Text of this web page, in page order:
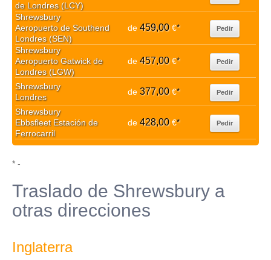
de Londres (LCY)
Shrewsbury
Aeropuerto de Southend
Londres (SEN)
de 459,00€* Pedir
Shrewsbury
Aeropuerto Gatwick de
Londres (LGW)
de 457,00€* Pedir
Shrewsbury
Londres
de 377,00€* Pedir
Shrewsbury
Ebbsfleet Estación de
Ferrocarril
de 428,00€* Pedir
* -
Traslado de Shrewsbury a
otras direcciones
Inglaterra